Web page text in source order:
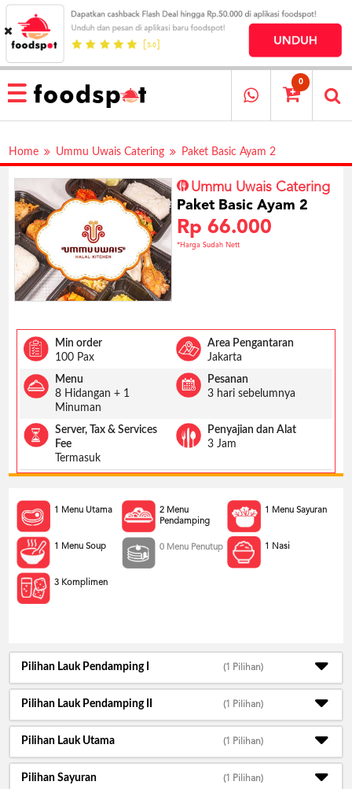
HOME
MENU
RESTAURANT
PESAN
OUR
COMPANY
KATA
MEREKA
KATALOG
LOYALTY
PROGRAM
ABOUT
CATERERS
TERMS
CONDITIONS
CENTER
021
5091
3494
LOGIN
DAFTAR
0
Home Ummu Uwais Catering Paket Basic Ayam 2
Ummu Uwais Catering
Paket Basic Ayam 2
Rp 66.000
*Harga Sudah Nett
Min order
100 Pax
Area Pengantaran
Jakarta
Menu
8 Hidangan + 1
Minuman
Pesanan
3 hari sebelumnya
Server, Tax & Services
Fee
Termasuk
Penyajian dan Alat
3 Jam
1 Menu Utama
2 Menu
Pendamping
1 Menu Sayuran
1 Menu Soup 0 Menu Penutup 1 Nasi
3 Komplimen
Pilihan Lauk Pendamping I (1 Pilihan)
Pilihan Lauk Pendamping II (1 Pilihan)
Pilihan Lauk Utama (1 Pilihan)
Pilihan Sayuran (1 Pilihan)